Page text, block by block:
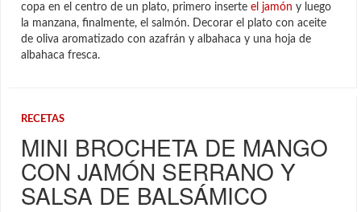
copa en el centro de un plato, primero inserte el jamón y luego
la manzana, finalmente, el salmón. Decorar el plato con aceite
de oliva aromatizado con azafrán y albahaca y una hoja de
albahaca fresca.
RECETAS
MINI BROCHETA DE MANGO
CON JAMÓN SERRANO Y
SALSA DE BALSÁMICO